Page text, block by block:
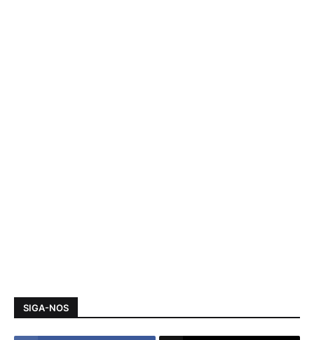
SIGA-NOS